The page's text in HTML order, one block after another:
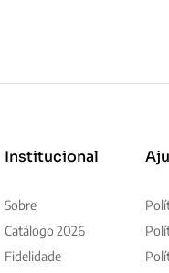
Institucional
Sobre
Catálogo 2026
Fidelidade